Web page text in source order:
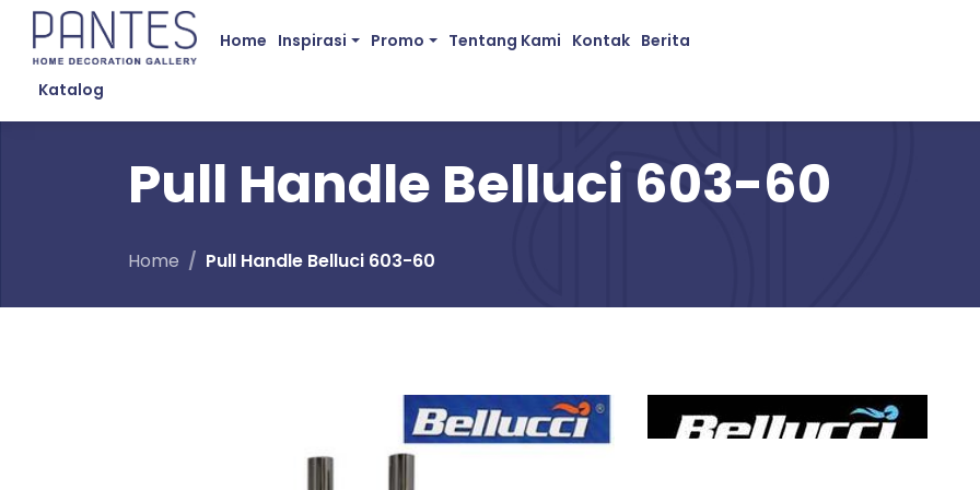
Home Inspirasi Promo Tentang Kami Kontak Berita
Katalog
Pull Handle Belluci 603-60
Home Pull Handle Belluci 603-60